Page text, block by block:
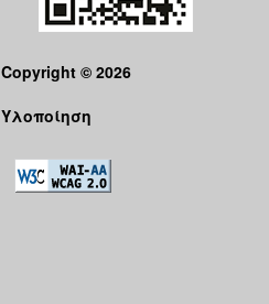
Copyright © 2026
Υλοποίηση